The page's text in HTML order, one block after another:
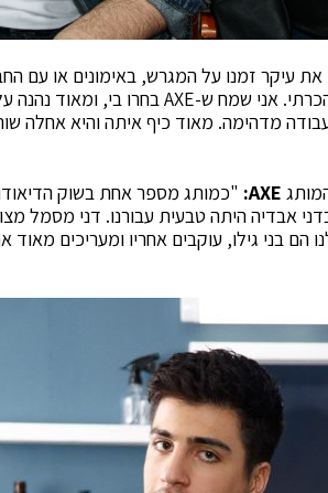
את עיקר זמנו על המגרש, באימונים או עם
אני שמח ש-AXEבחרו בי, ומאוד נהנה
מדהימה. מאוד כיף איתה והיא אחלה
AXE
: "כמותג מספר אחת בשוק
אבדיה היתה טבעית עבורנו. דני מסמל
בני גילו, עוקבים אחריו ומעריכים מאוד